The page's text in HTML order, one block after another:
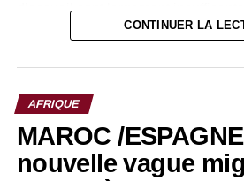
d’accueil sont largement
places disponibles en théorie.
Le président de Ceuta, Juan Jesús
intervention rapide du
pression migratoire, le
annoncé le déblocage d’une aide
millions d’euros, destinée à
CONTINUER LA
AFRIQUE
MAROC /
nouvelle vague